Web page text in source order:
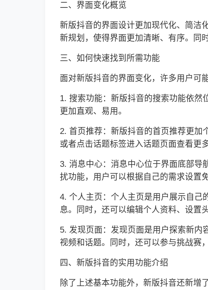
二、界面变化概览
新版抖音的界面设计更加现代化、简洁
新规划，使得界面更加清晰、有序。同
三、如何快速找到所需功能
面对新版抖音的界面变化，许多用户可
1. 搜索功能：新版抖音的搜索功能依然
更加直观、易用。
2. 首页推荐：新版抖音的首页推荐更加
或者点击话题标签进入话题页面查看更
3. 消息中心：消息中心位于界面底部导
扰功能，用户可以根据自己的需求设置
4. 个人主页：个人主页是用户展示自己
息。同时，还可以编辑个人资料、设置
5. 发现页面：发现页面是用户探索新内
视频和话题。同时，还可以参与挑战赛
四、新版抖音的实用功能介绍
除了上述基本功能外，新版抖音还新增